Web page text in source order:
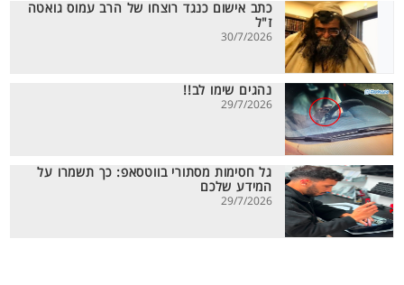
כתב אישום כנגד רוצחו של הרב עמוס גואטה
ז"ל
30/7/2026
נהגים שימו לב!!
29/7/2026
גל חסימות מסתורי בווטסאפ: כך תשמרו על
המידע שלכם
29/7/2026